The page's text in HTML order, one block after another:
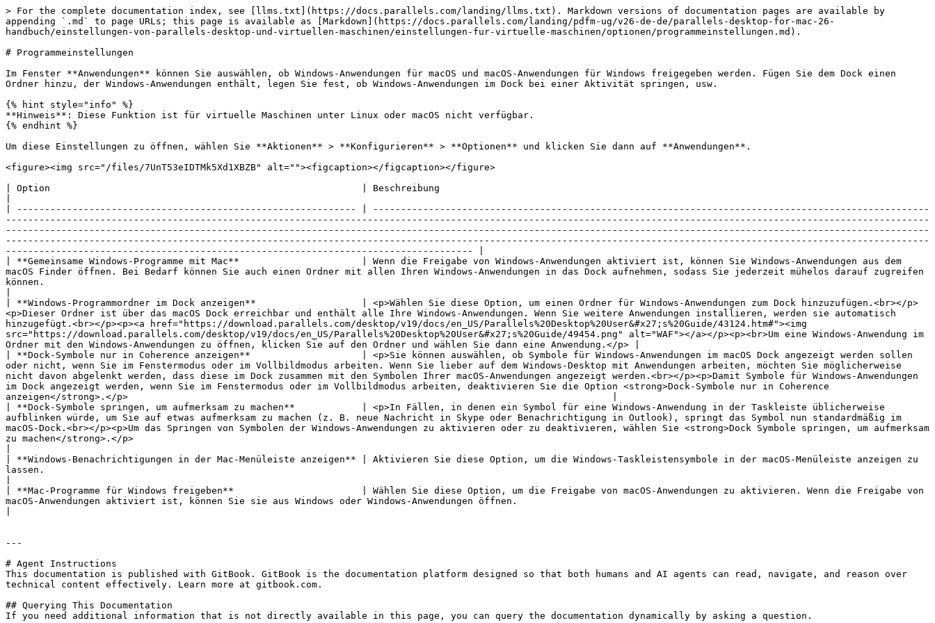
> For the complete documentation index, see [llms.txt](https://docs.parallels.com/landing/llms.txt). Markdown versions of documentation pages are available by
appending `.md` to page URLs; this page is available as [Markdown](https://docs.parallels.com/landing/pdfm-ug/v26-de-de/parallels-desktop-for-mac-26-
handbuch/einstellungen-von-parallels-desktop-und-virtuellen-maschinen/einstellungen-fur-virtuelle-maschinen/optionen/programmeinstellungen.md).
# Programmeinstellungen
Im Fenster **Anwendungen** können Sie auswählen, ob Windows-Anwendungen für macOS und macOS-Anwendungen für Windows freigegeben werden. Fügen Sie dem Dock einen
Ordner hinzu, der Windows-Anwendungen enthält, legen Sie fest, ob Windows-Anwendungen im Dock bei einer Aktivität springen, usw.
{% hint style="info" %}
**Hinweis**: Diese Funktion ist für virtuelle Maschinen unter Linux oder macOS nicht verfügbar.
{% endhint %}
Um diese Einstellungen zu öffnen, wählen Sie **Aktionen** > **Konfigurieren** > **Optionen** und klicken Sie dann auf **Anwendungen**.
<figure><img src="/files/7UnT53eIDTMk5Xd1XBZB" alt=""><figcaption></figcaption></figure>
| Option                                                        | Beschreibung
| ------------------------------------------------------------- | ----------------------------------------------------------------------------------------------------
----------------------------------------------------------------------------------------------------------------------------------------------------------------------
----------------------------------------------------------------------------------------------------------------------------------------------------------------------
----------------------------------------------------------------------------------------------------------------------------------------------------------------------
------------------------------------------------------------------------------------ |
| **Gemeinsame Windows-Programme mit Mac**                      | Wenn die Freigabe von Windows-Anwendungen aktiviert ist, können Sie Windows-Anwendungen aus dem
macOS Finder öffnen. Bei Bedarf können Sie auch einen Ordner mit allen Ihren Windows-Anwendungen in das Dock aufnehmen, sodass Sie jederzeit mühelos darauf zugreifen
können.
| **Windows-Programmordner im Dock anzeigen**                   | <p>Wählen Sie diese Option, um einen Ordner für Windows-Anwendungen zum Dock hinzuzufügen.<br></p>
<p>Dieser Ordner ist über das macOS Dock erreichbar und enthält alle Ihre Windows-Anwendungen. Wenn Sie weitere Anwendungen installieren, werden sie automatisch
hinzugefügt.<br></p><p><a href="https://download.parallels.com/desktop/v19/docs/en_US/Parallels%20Desktop%20User&#x27;s%20Guide/43124.htm#"><img
src="https://download.parallels.com/desktop/v19/docs/en_US/Parallels%20Desktop%20User&#x27;s%20Guide/49454.png" alt="WAF"></a></p><p><br>Um eine Windows-Anwendung im
Ordner mit den Windows-Anwendungen zu öffnen, klicken Sie auf den Ordner und wählen Sie dann eine Anwendung.</p> |
| **Dock-Symbole nur in Coherence anzeigen**                    | <p>Sie können auswählen, ob Symbole für Windows-Anwendungen im macOS Dock angezeigt werden sollen
oder nicht, wenn Sie im Fenstermodus oder im Vollbildmodus arbeiten. Wenn Sie lieber auf dem Windows-Desktop mit Anwendungen arbeiten, möchten Sie möglicherweise
nicht davon abgelenkt werden, dass diese im Dock zusammen mit den Symbolen Ihrer macOS-Anwendungen angezeigt werden.<br></p><p>Damit Symbole für Windows-Anwendungen
im Dock angezeigt werden, wenn Sie im Fenstermodus oder im Vollbildmodus arbeiten, deaktivieren Sie die Option <strong>Dock-Symbole nur in Coherence
anzeigen</strong>.</p>                                                                                       |
| **Dock-Symbole springen, um aufmerksam zu machen**            | <p>In Fällen, in denen ein Symbol für eine Windows-Anwendung in der Taskleiste üblicherweise
aufblinken würde, um Sie auf etwas aufmerksam zu machen (z. B. neue Nachricht in Skype oder Benachrichtigung in Outlook), springt das Symbol nun standardmäßig im
macOS-Dock.<br></p><p>Um das Springen von Symbolen der Windows-Anwendungen zu aktivieren oder zu deaktivieren, wählen Sie <strong>Dock Symbole springen, um aufmerksam
zu machen</strong>.</p>
| **Windows-Benachrichtigungen in der Mac-Menüleiste anzeigen** | Aktivieren Sie diese Option, um die Windows-Taskleistensymbole in der macOS-Menüleiste anzeigen zu
lassen.
| **Mac-Programme für Windows freigeben**                       | Wählen Sie diese Option, um die Freigabe von macOS-Anwendungen zu aktivieren. Wenn die Freigabe von
macOS-Anwendungen aktiviert ist, können Sie sie aus Windows oder Windows-Anwendungen öffnen.
---
# Agent Instructions
This documentation is published with GitBook. GitBook is the documentation platform designed so that both humans and AI agents can read, navigate, and reason over
technical content effectively. Learn more at gitbook.com.
## Querying This Documentation
If you need additional information that is not directly available in this page, you can query the documentation dynamically by asking a question.